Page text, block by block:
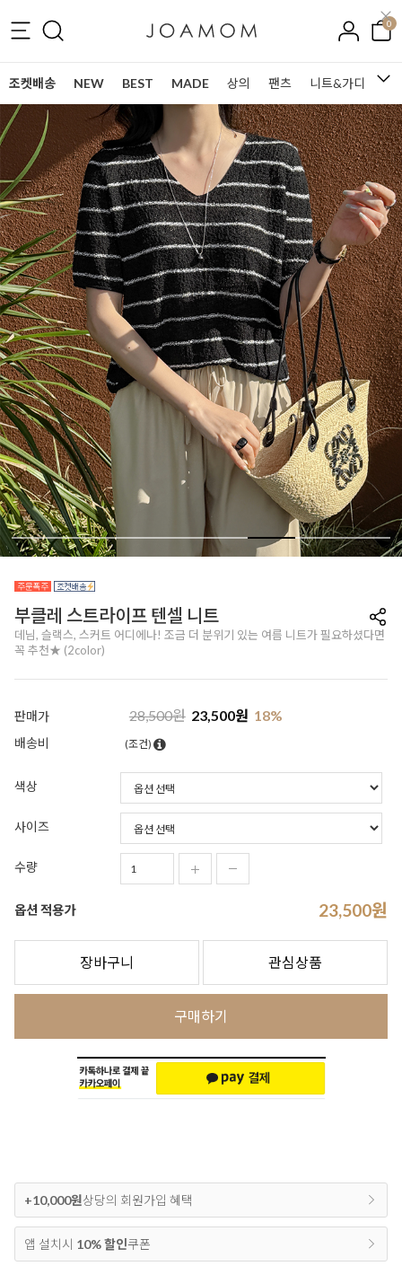
0
조켓배송 NEW BEST MADE 상의 팬츠 니트&가디건
부클레 스트라이프 텐셀 니트
데님, 슬랙스, 스커트 어디에나! 조금 더 분위기 있는 여름 니트가 필요하셨다면
꼭 추천★ (2color)
판매가 28,500원 23,500원 18%
배송비 (조건)
색상
사이즈
수량
옵션 적용가 23,500원
장바구니 관심상품
구매하기
+10,000원상당의 회원가입 혜택
앱 설치시 10% 할인쿠폰